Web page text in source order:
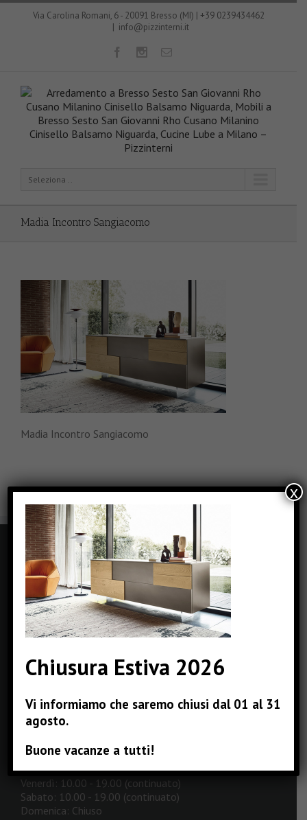
Via Carolina Romani, 6 - 20091 Bresso (MI) | +39 0239434462
| info@pizzinterni.it
Seleziona ..
Madia Incontro Sangiacomo
Madia Incontro Sangiacomo
CONTATTI
Via Carolina Romani, 6 - Bresso (MI)
Phone: +39 0239434462
Fax: +39 0239434462
Email:info@pizzinterni.it
ORARI DI APERTURA
Lunedì: 16.00 - 19.00
Martedì: 10.00 - 19.00 (continuato)
Mercoledì: 10.00 - 19.00 (continuato)
Giovedì: 10.00 - 19.00 (continuato)
Venerdì: 10.00 - 19.00 (continuato)
Sabato: 10.00 - 19.00 (continuato)
Domenica: Chiuso
Chiusura Estiva 2026
Vi informiamo che saremo chiusi dal 01 al 31
agosto.
Buone vacanze a tutti!
x